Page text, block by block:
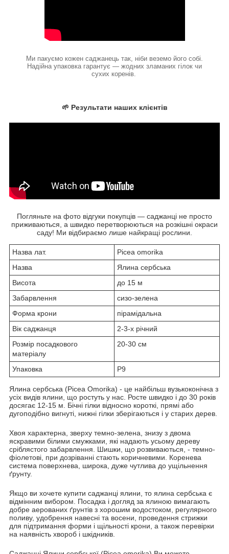
Ми пакуємо кожен саджанець так, ніби веземо його собі.
Надійна упаковка гарантує — жодних зламаних гілок чи
сухих коренів.
🌱 Результати наших клієнтів
Погляньте на фото відгуки покупців — саджанці не просто
приживаються, а швидко перетворюються на розкішні окраси
саду! Ми відбираємо лише найкращі рослини.
Назва лат.
Picea omorika
Назва
Ялина сербська
Висота
до 15 м
Забарвлення
сизо-зелена
Форма крони
пірамідальна
Вік саджанця
2-3-х річний
Розмір посадкового
матеріалу
20-30 см
Упаковка P9
Ялина сербська (Picea Omorika) - це найбільш вузькоконічна з
усіх видів ялини, що ростуть у нас. Росте швидко і до 30 років
досягає 12-15 м. Бічні гілки відносно короткі, прямі або
дугоподібно вигнуті, нижні гілки зберігаються і у старих дерев.
Хвоя характерна, зверху темно-зелена, знизу з двома
яскравими білими смужками, які надають усьому дереву
сріблястого забарвлення. Шишки, що розвиваються, - темно-
фіолетові, при дозріванні стають коричневими. Коренева
система поверхнева, широка, дуже чутлива до ущільнення
ґрунту.
Якщо ви хочете купити саджанці ялини, то ялина сербська є
відмінним вибором. Посадка і догляд за ялиною вимагають
добре аерованих ґрунтів з хорошим водостоком, регулярного
поливу, удобрення навесні та восени, проведення стрижки
для підтримання форми і щільності крони, а також перевірки
на наявність хвороб і шкідників.